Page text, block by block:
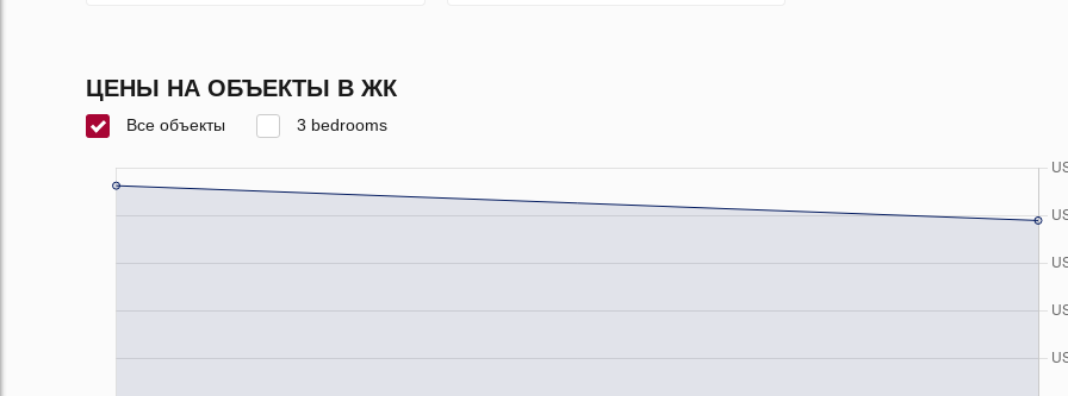
ЦЕНЫ НА ОБЪЕКТЫ В ЖК
Все объекты 3 bedrooms